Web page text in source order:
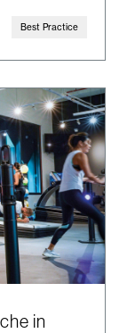
Best Practice
in